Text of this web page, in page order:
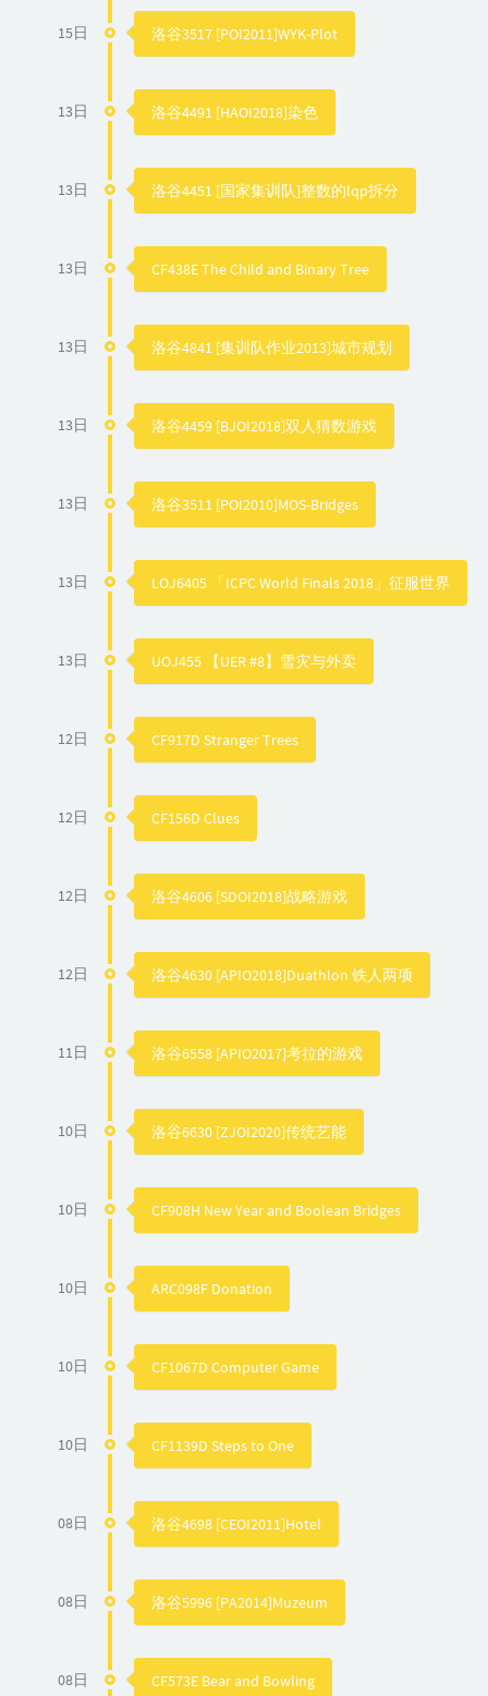
15日 洛谷3517 [POI2011]WYK-Plot
13日 洛谷4491 [HAOI2018]染色
13日 洛谷4451 [国家集训队]整数的lqp拆分
13日 CF438E The Child and Binary Tree
13日 洛谷4841 [集训队作业2013]城市规划
13日 洛谷4459 [BJOI2018]双人猜数游戏
13日 洛谷3511 [POI2010]MOS-Bridges
13日 LOJ6405 「ICPC World Finals 2018」征服世界
13日 UOJ455 【UER #8】雪灾与外卖
12日 CF917D Stranger Trees
12日 CF156D Clues
12日 洛谷4606 [SDOI2018]战略游戏
12日 洛谷4630 [APIO2018]Duathlon 铁人两项
11日 洛谷6558 [APIO2017]考拉的游戏
10日 洛谷6630 [ZJOI2020]传统艺能
10日 CF908H New Year and Boolean Bridges
10日 ARC098F Donation
10日 CF1067D Computer Game
10日 CF1139D Steps to One
08日 洛谷4698 [CEOI2011]Hotel
08日 洛谷5996 [PA2014]Muzeum
08日 CF573E Bear and Bowling